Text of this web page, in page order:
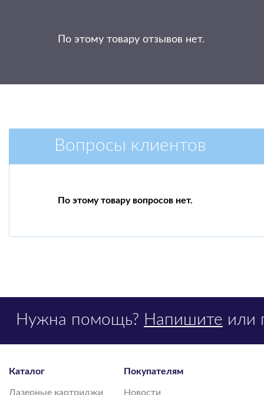
По этому товару отзывов нет.
Вопросы клиентов
По этому товару вопросов нет.
Нужна помощь? Напишите или
Каталог
Лазерные картриджи
Покупателям
Новости